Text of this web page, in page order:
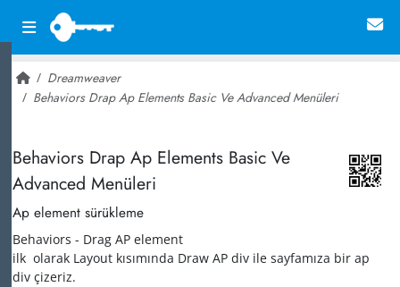
Dreamweaver
Behaviors Drap Ap Elements Basic Ve Advanced Menüleri
Behaviors Drap Ap Elements Basic Ve
Advanced Menüleri
Ap element sürükleme
Behaviors - Drag AP element
ilk olarak Layout kısımında Draw AP div ile sayfamıza bir ap
div çizeriz.